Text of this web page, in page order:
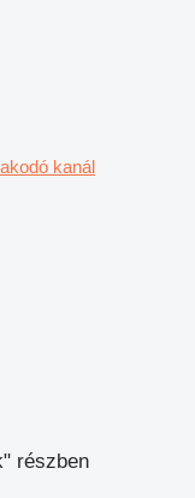
kanál
részben